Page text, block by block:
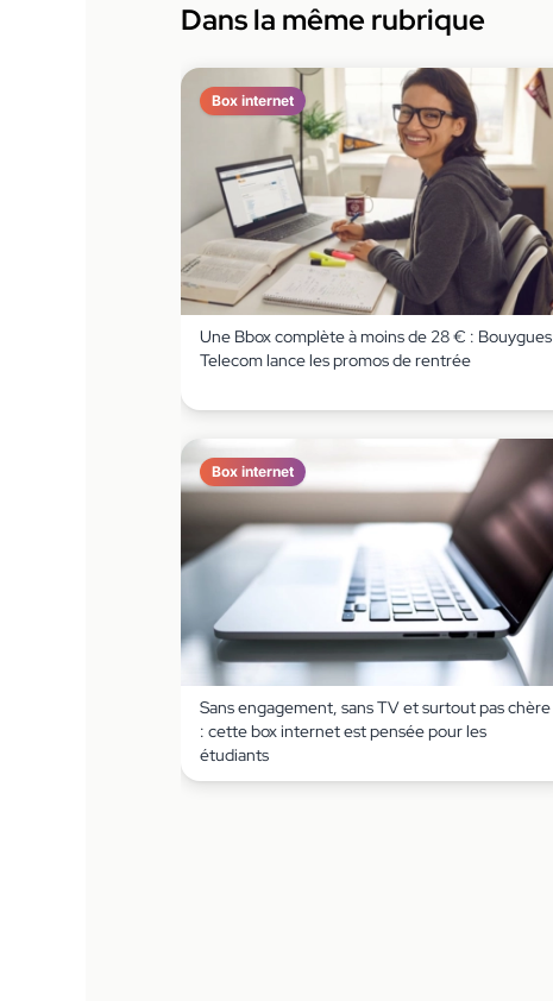
Dans la même rubrique
Box internet
Une Bbox complète à moins de 28 € : Bouygues
Telecom lance les promos de rentrée
Box internet
Sans engagement, sans TV et surtout pas chère
: cette box internet est pensée pour les
étudiants